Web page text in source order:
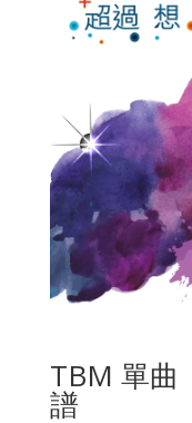
TBM 單曲
譜